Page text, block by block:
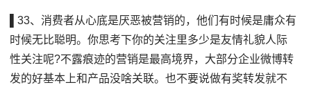
▌33、消费者从心底是厌恶被营销的，他们有时候是庸众有
时候无比聪明。你思考下你的关注里多少是友情礼貌人际
性关注呢?不露痕迹的营销是最高境界，大部分企业微博转
发的好基本上和产品没啥关联。也不要说做有奖转发就不